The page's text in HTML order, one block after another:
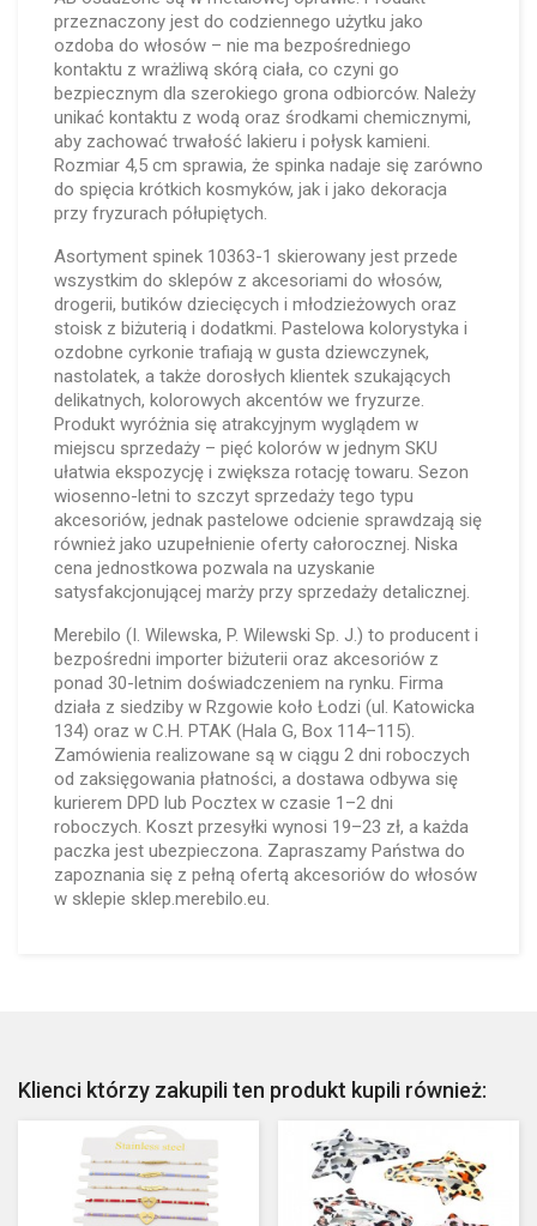
przeznaczony jest do codziennego użytku jako
ozdoba do włosów – nie ma bezpośredniego
kontaktu z wrażliwą skórą ciała, co czyni go
bezpiecznym dla szerokiego grona odbiorców. Należy
unikać kontaktu z wodą oraz środkami chemicznymi,
aby zachować trwałość lakieru i połysk kamieni.
Rozmiar 4,5 cm sprawia, że spinka nadaje się zarówno
do spięcia krótkich kosmyków, jak i jako dekoracja
przy fryzurach półupiętych.
Asortyment spinek 10363-1 skierowany jest przede
wszystkim do sklepów z akcesoriami do włosów,
drogerii, butików dziecięcych i młodzieżowych oraz
stoisk z biżuterią i dodatkmi. Pastelowa kolorystyka i
ozdobne cyrkonie trafiają w gusta dziewczynek,
nastolatek, a także dorosłych klientek szukających
delikatnych, kolorowych akcentów we fryzurze.
Produkt wyróżnia się atrakcyjnym wyglądem w
miejscu sprzedaży – pięć kolorów w jednym SKU
ułatwia ekspozycję i zwiększa rotację towaru. Sezon
wiosenno-letni to szczyt sprzedaży tego typu
akcesoriów, jednak pastelowe odcienie sprawdzają się
również jako uzupełnienie oferty całorocznej. Niska
cena jednostkowa pozwala na uzyskanie
satysfakcjonującej marży przy sprzedaży detalicznej.
Merebilo (I. Wilewska, P. Wilewski Sp. J.) to producent i
bezpośredni importer biżuterii oraz akcesoriów z
ponad 30-letnim doświadczeniem na rynku. Firma
działa z siedziby w Rzgowie koło Łodzi (ul. Katowicka
134) oraz w C.H. PTAK (Hala G, Box 114–115).
Zamówienia realizowane są w ciągu 2 dni roboczych
od zaksięgowania płatności, a dostawa odbywa się
kurierem DPD lub Pocztex w czasie 1–2 dni
roboczych. Koszt przesyłki wynosi 19–23 zł, a każda
paczka jest ubezpieczona. Zapraszamy Państwa do
zapoznania się z pełną ofertą akcesoriów do włosów
w sklepie sklep.merebilo.eu.
Klienci którzy zakupili ten produkt kupili również: